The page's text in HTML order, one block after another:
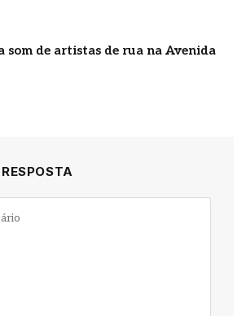
de artistas de rua na Avenida